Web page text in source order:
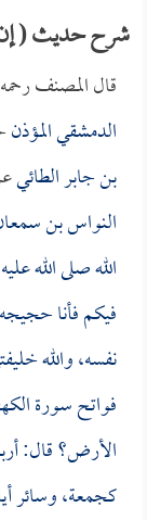
شرح حديث ( إن
قال المصنف
الدمشقي المؤذن
بن جابر الطائي
النواس بن
الله صلى الله
فيكم فأنا
نفسه، والله
فواتح سورة
الأرض؟ قال:
كجمعة، وسائر